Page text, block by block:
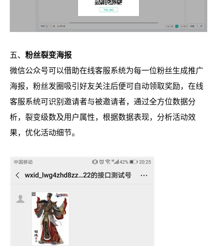
五、 粉丝裂变海报
微信公众号可以借助在线客服系统为每一位粉丝生成推广
海报，粉丝发圈吸引好友关注后便可自动领取奖励，在线
客服系统可识别邀请者与被邀请者，通过全方位数据分
析，裂变级数及用户属性，根据数据表现，分析活动效
果，优化活动细节。